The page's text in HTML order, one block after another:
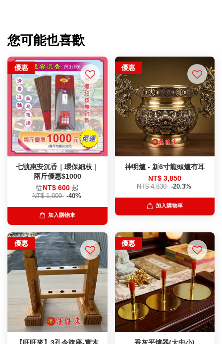
您可能也喜歡
優惠
七號惠安沉香｜環保細枝｜
兩斤優惠$1000
從NT$ 600 起
NT$ 1,000 -40%
加入購物車
優惠
神明爐 - 新6寸龍頭爐有耳
NT$ 3,850
NT$ 4,830 -20.3%
加入購物車
優惠
【旺旺來】3孔令旗座-實木
優惠
香灰平爐器(大中小)